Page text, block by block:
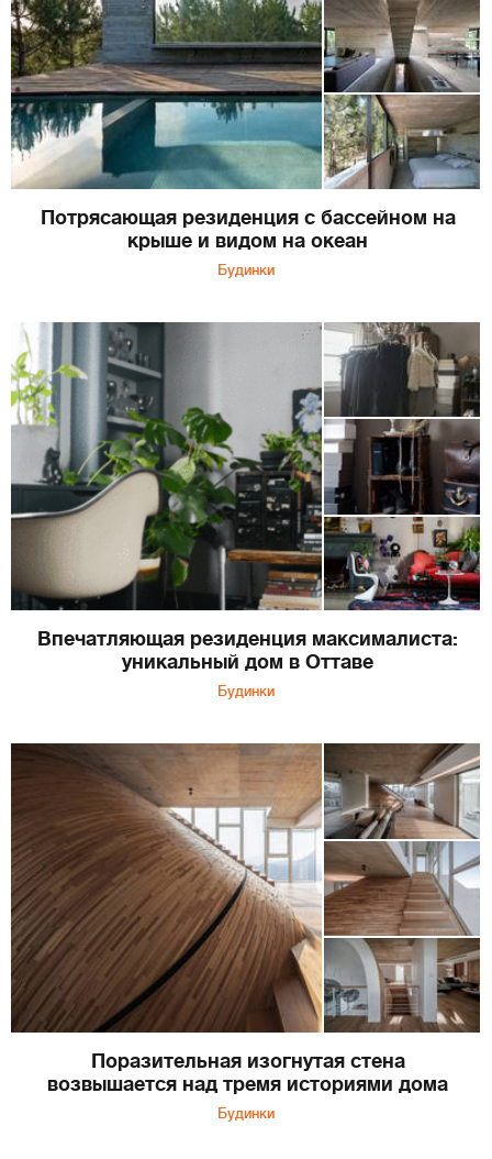
Потрясающая резиденция с бассейном на
крыше и видом на океан
Будинки
Впечатляющая резиденция максималиста:
уникальный дом в Оттаве
Будинки
Поразительная изогнутая стена
возвышается над тремя историями дома
Будинки